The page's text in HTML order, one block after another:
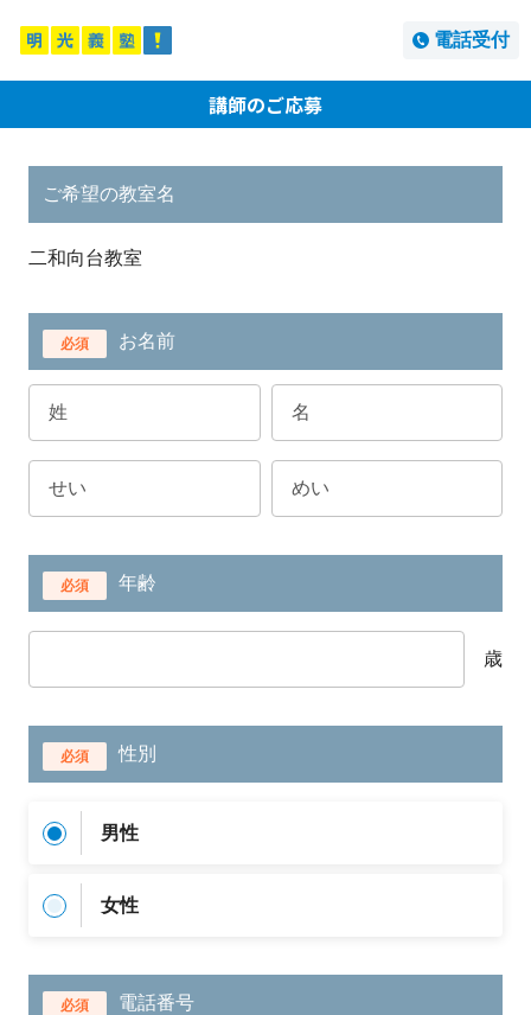
電話受付
講師のご応募
ご希望の教室名
二和向台教室
必須 お名前
必須 年齢
歳
必須 性別
男性
女性
必須 電話番号